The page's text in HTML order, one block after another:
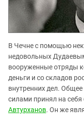
В Чечне с помощью
недовольных
вооруженные отряды
деньги и со складов
внутренних дел.
силами принял на
Автурханов. Он же